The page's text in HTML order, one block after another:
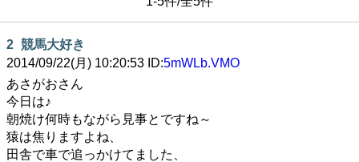
2 競馬大好き
2014/09/22(月) 10:20:53 ID:5mWLb.VMO
あさがおさん
今日は♪
朝焼け何時もながら見事とですね～
猿は焦りますよね、
田舎で車で追っかけてました、